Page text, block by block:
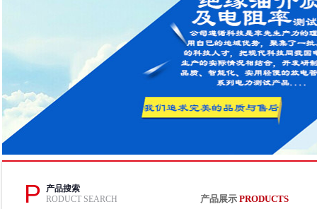
P
产品搜索
RODUCT SEARCH
产品展示 PRODUCTS